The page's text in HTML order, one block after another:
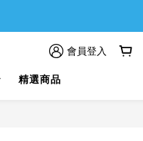
會員登入
精選商品